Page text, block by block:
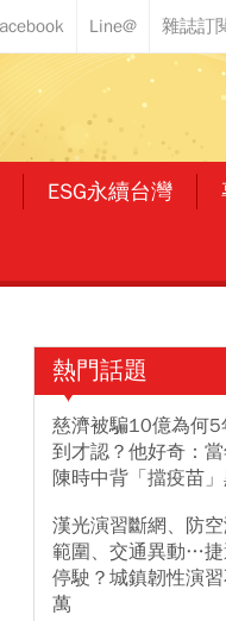
ESG永續台灣
熱門話題
慈濟被騙10億為何
到才認？他好奇：
陳時中背「擋疫苗
漢光演習斷網、防
範圍、交通異動…
停駛？城鎮韌性演
萬